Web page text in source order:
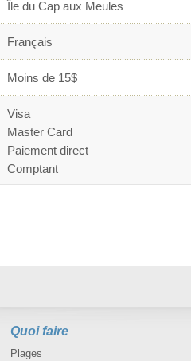
Île du Cap aux Meules
Français
Moins de 15$
Visa
Master Card
Paiement direct
Comptant
Quoi faire
Plages